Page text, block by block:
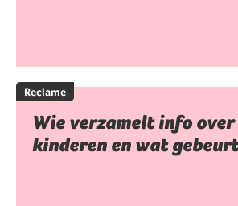
Reclame
Wie verzamelt info
kinderen en wat